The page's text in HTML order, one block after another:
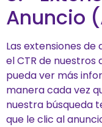
Anuncio
Las extensiones
el CTR de nuestros
pueda ver más
manera cada vez
nuestra búsqueda
que le clic al